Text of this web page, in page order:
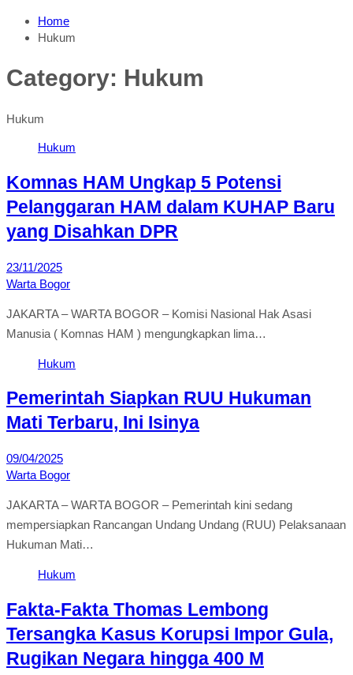
Home
Hukum
Category: Hukum
Hukum
Hukum
Komnas HAM Ungkap 5 Potensi
Pelanggaran HAM dalam KUHAP Baru
yang Disahkan DPR
23/11/2025
Warta Bogor
JAKARTA – WARTA BOGOR – Komisi Nasional Hak Asasi
Manusia ( Komnas HAM ) mengungkapkan lima…
Hukum
Pemerintah Siapkan RUU Hukuman
Mati Terbaru, Ini Isinya
09/04/2025
Warta Bogor
JAKARTA – WARTA BOGOR – Pemerintah kini sedang
mempersiapkan Rancangan Undang Undang (RUU) Pelaksanaan
Hukuman Mati…
Hukum
Fakta-Fakta Thomas Lembong
Tersangka Kasus Korupsi Impor Gula,
Rugikan Negara hingga 400 M